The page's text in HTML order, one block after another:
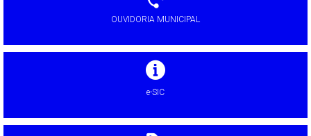
OUVIDORIA MUNICIPAL
e-SIC